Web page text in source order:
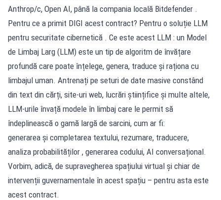
Anthrop/c, Open AI, până la compania locală Bitdefender .
Pentru ce a primit DIGI acest contract? Pentru o soluție LLM
pentru securitate cibernetică . Ce este acest LLM : un Model
de Limbaj Larg (LLM) este un tip de algoritm de învățare
profundă care poate înțelege, genera, traduce și raționa cu
limbajul uman. Antrenați pe seturi de date masive constând
din text din cărți, site-uri web, lucrări științifice și multe altele,
LLM-urile învață modele în limbaj care le permit să
îndeplinească o gamă largă de sarcini, cum ar fi:
generarea și completarea textului, rezumare, traducere,
analiza probabilităților , generarea codului, AI conversațional.
Vorbim, adică, de supravegherea spațiului virtual și chiar de
intervenții guvernamentale în acest spațiu – pentru asta este
acest contract.